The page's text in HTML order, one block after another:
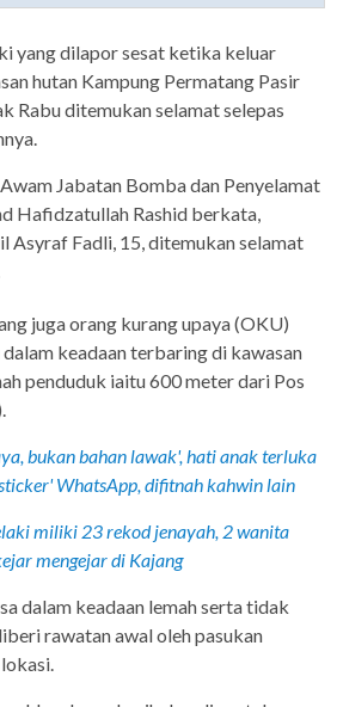
yang dilapor sesat ketika keluar
hutan Kampung Permatang Pasir
Rabu ditemukan selamat selepas
Jabatan Bomba dan Penyelamat
Hafidzatullah Rashid berkata,
Asyraf Fadli, 15, ditemukan selamat
juga orang kurang upaya (OKU)
keadaan terbaring di kawasan
penduduk iaitu 600 meter dari Pos
bukan bahan lawak', hati anak terluka
WhatsApp, difitnah kahwin lain
miliki 23 rekod jenayah, 2 wanita
mengejar di Kajang
dalam keadaan lemah serta tidak
rawatan awal oleh pasukan